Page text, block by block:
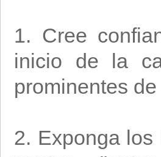
1. Cree
inicio de la
prominentes
2. Exponga